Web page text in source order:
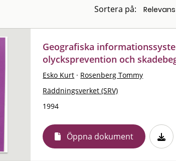
Sortera på:
Geografiska
olycksprevention och
Esko Kurt · Rosenberg Tommy
Räddningsverket (SRV)
1994
Öppna dokument